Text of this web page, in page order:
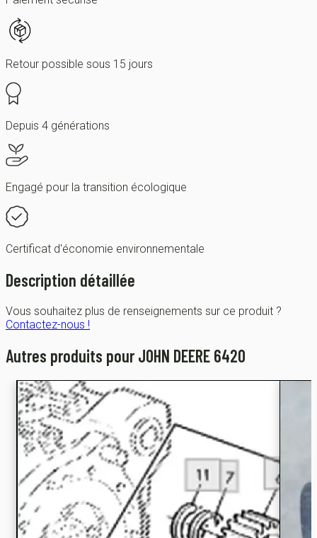
Retour possible sous 15 jours
Depuis 4 générations
Engagé pour la transition écologique
Certificat d'économie environnementale
Description détaillée
Vous souhaitez plus de renseignements sur ce produit ?
Contactez-nous !
Autres produits pour JOHN DEERE 6420